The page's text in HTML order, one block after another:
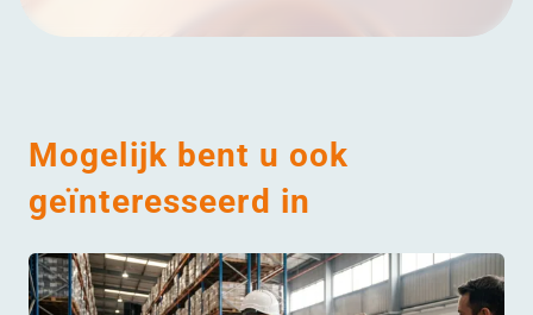
Mogelijk bent u ook
geïnteresseerd in